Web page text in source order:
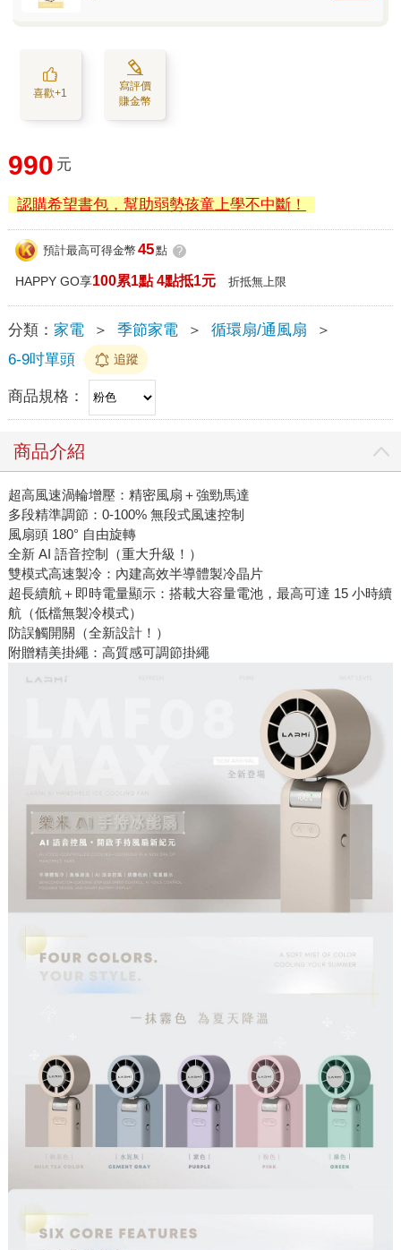
喜歡+1
寫評價
賺金幣
990 元
認購希望書包，幫助弱勢孩童上學不中斷！
預計最高可得金幣 45點 ?
HAPPY GO享100累1點 4點抵1元 折抵無上限
分類： 家電 ＞ 季節家電 ＞ 循環扇/通風扇
＞
6-9吋單頭
追蹤
商品規格：
商品介紹
超高風速渦輪增壓：精密風扇＋強勁馬達
多段精準調節：0-100% 無段式風速控制
風扇頭 180° 自由旋轉
全新 AI 語音控制（重大升級！）
雙模式高速製冷：內建高效半導體製冷晶片
超長續航＋即時電量顯示：搭載大容量電池，最高可達 15 小時續
航（低檔無製冷模式）
防誤觸開關（全新設計！）
附贈精美掛繩：高質感可調節掛繩